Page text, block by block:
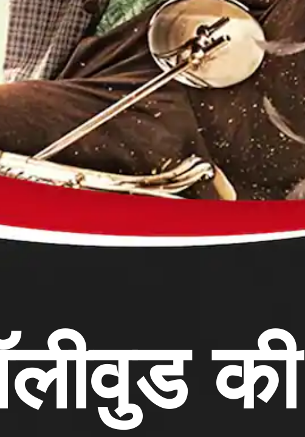
की